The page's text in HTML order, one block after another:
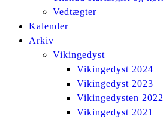
Vedtægter
Kalender
Arkiv
Vikingedyst
Vikingedyst 2024
Vikingedyst 2023
Vikingedysten 2022
Vikingedyst 2021